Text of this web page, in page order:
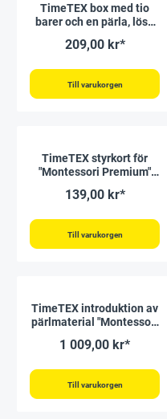
TimeTEX box med tio
barer och en pärla, lösa
Premium"
209,00 kr*
Till varukorgen
TimeTEX styrkort för
"Montessori Premium"
139,00 kr*
Till varukorgen
TimeTEX introduktion av
pärlmaterial "Montessori
1 009,00 kr*
Till varukorgen